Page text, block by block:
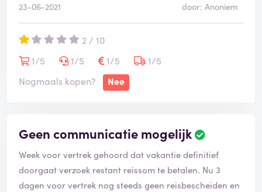
23-06-2021
door: Anoniem
2 / 10
1/5
1/5 1/5
1/5
Nogmaals kopen?
Nee
Geen communicatie mogelijk
Week voor vertrek gehoord dat vakantie definitief
doorgaat verzoek restant reissom te betalen. Nu 3
dagen voor vertrek nog steeds geen reisbescheiden en